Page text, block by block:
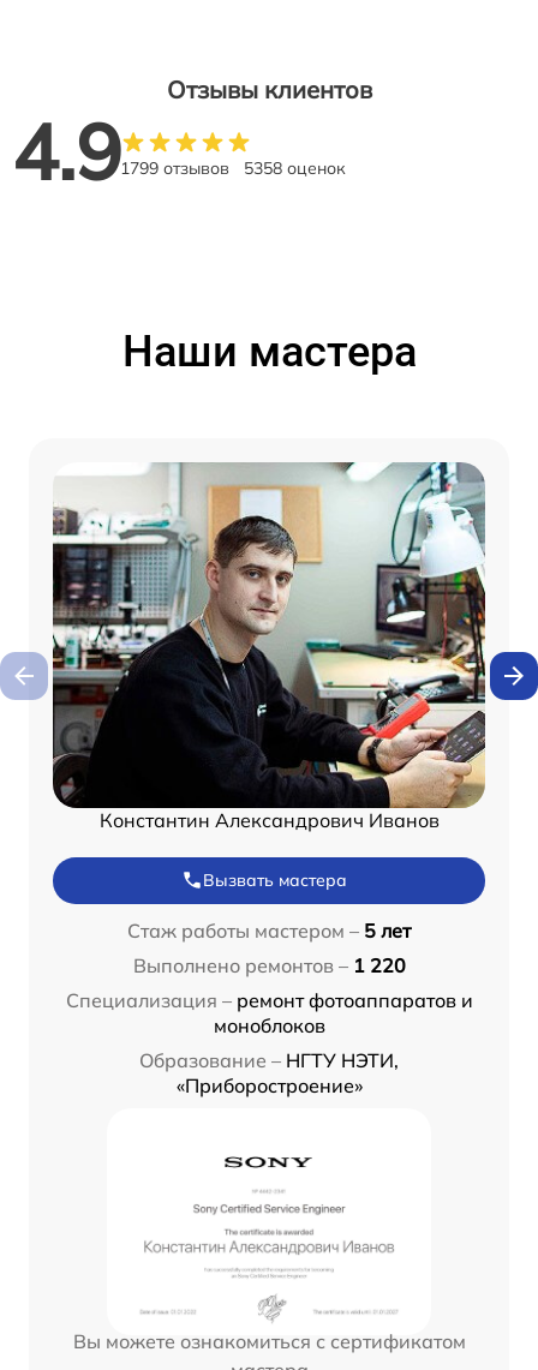
Отзывы клиентов
4.91799 отзывов 5358 оценок
Наши мастера
Константин Александрович Иванов
Вызвать мастера
Стаж работы мастером – 5 лет
Выполнено ремонтов – 1 220
Специализация – ремонт фотоаппаратов и
моноблоков
Образование – НГТУ НЭТИ,
«Приборостроение»
Вы можете ознакомиться с сертификатом